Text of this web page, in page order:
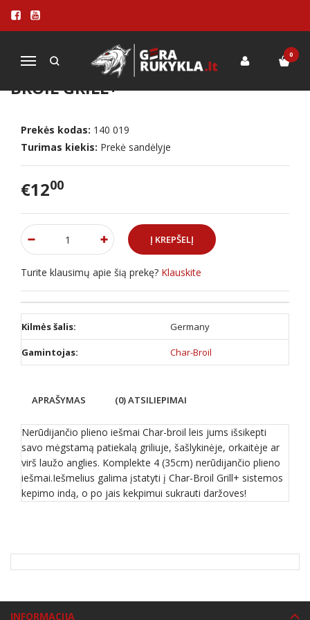
Navigacija
0
Pagrindinis
Plieniniai iešmeliai 4vnt. Char-Broil Grill+
PLIENINIAI IEŠMELIAI 4VNT. CHAR-
BROIL GRILL+
Prekės kodas: 140 019
Turimas kiekis: Prekė sandėlyje
€1200
Turite klausimų apie šią prekę? Klauskite
Kilmės šalis: Germany
Gamintojas: Char-Broil
APRAŠYMAS (0) ATSILIEPIMAI
Nerūdijančio plieno iešmai Char-broil leis jums išsikepti
savo mėgstamą patiekalą griliuje, šašlykinėje, orkaitėje ar
virš laužo anglies. Komplekte 4 (35cm) nerūdijančio plieno
iešmai.Iešmelius galima įstatyti į Char-Broil Grill+ sistemos
kepimo indą, o po jais kekpimui sukrauti daržoves!
INFORMACIJA